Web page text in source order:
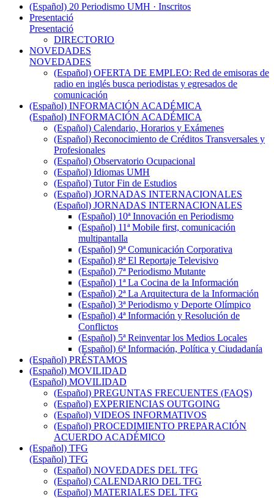
(Español) 20 Periodismo UMH · Inscritos
Presentació
Presentació
DIRECTORIO
NOVEDADES
NOVEDADES
(Español) OFERTA DE EMPLEO: Red de emisoras de
radio en inglés busca periodistas y egresados de
comunicación
(Español) INFORMACIÓN ACADÉMICA
(Español) INFORMACIÓN ACADÉMICA
(Español) Calendario, Horarios y Exámenes
(Español) Reconocimiento de Créditos Transversales y
Profesionales
(Español) Observatorio Ocupacional
(Español) Idiomas UMH
(Español) Tutor Fin de Estudios
(Español) JORNADAS INTERNACIONALES
(Español) JORNADAS INTERNACIONALES
(Español) 10ª Innovación en Periodismo
(Español) 11ª Mobile first, comunicación
multipantalla
(Español) 9ª Comunicación Corporativa
(Español) 8ª El Reportaje Televisivo
(Español) 7ª Periodismo Mutante
(Español) 1ª La Cocina de la Información
(Español) 2ª La Arquitectura de la Información
(Español) 3ª Periodismo y Deporte Olímpico
(Español) 4ª Información y Resolución de
Conflictos
(Español) 5ª Reinventar los Medios Locales
(Español) 6ª Información, Política y Ciudadanía
(Español) PRÉSTAMOS
(Español) MOVILIDAD
(Español) MOVILIDAD
(Español) PREGUNTAS FRECUENTES (FAQS)
(Español) EXPERIENCIAS OUTGOING
(Español) VIDEOS INFORMATIVOS
(Español) PROCEDIMIENTO PREPARACIÓN
ACUERDO ACADÉMICO
(Español) TFG
(Español) TFG
(Español) NOVEDADES DEL TFG
(Español) CALENDARIO DEL TFG
(Español) MATERIALES DEL TFG